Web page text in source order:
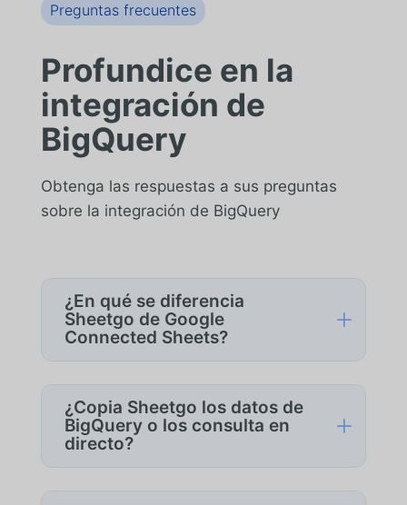
Preguntas frecuentes
Profundice en la
integración de
BigQuery
Obtenga las respuestas a sus preguntas
sobre la integración de BigQuery
¿En qué se diferencia
Sheetgo de Google
Connected Sheets?
L
consultar y analizar datos de BigQuery.
Sheetgo está diseñado para flujos de
trabajo operativos: mover, transformar,
distribuir y, opcionalmente, volver a
escribir datos en BigQuery.
¿Copia Sheetgo los datos de
BigQuery o los consulta en
directo?
L